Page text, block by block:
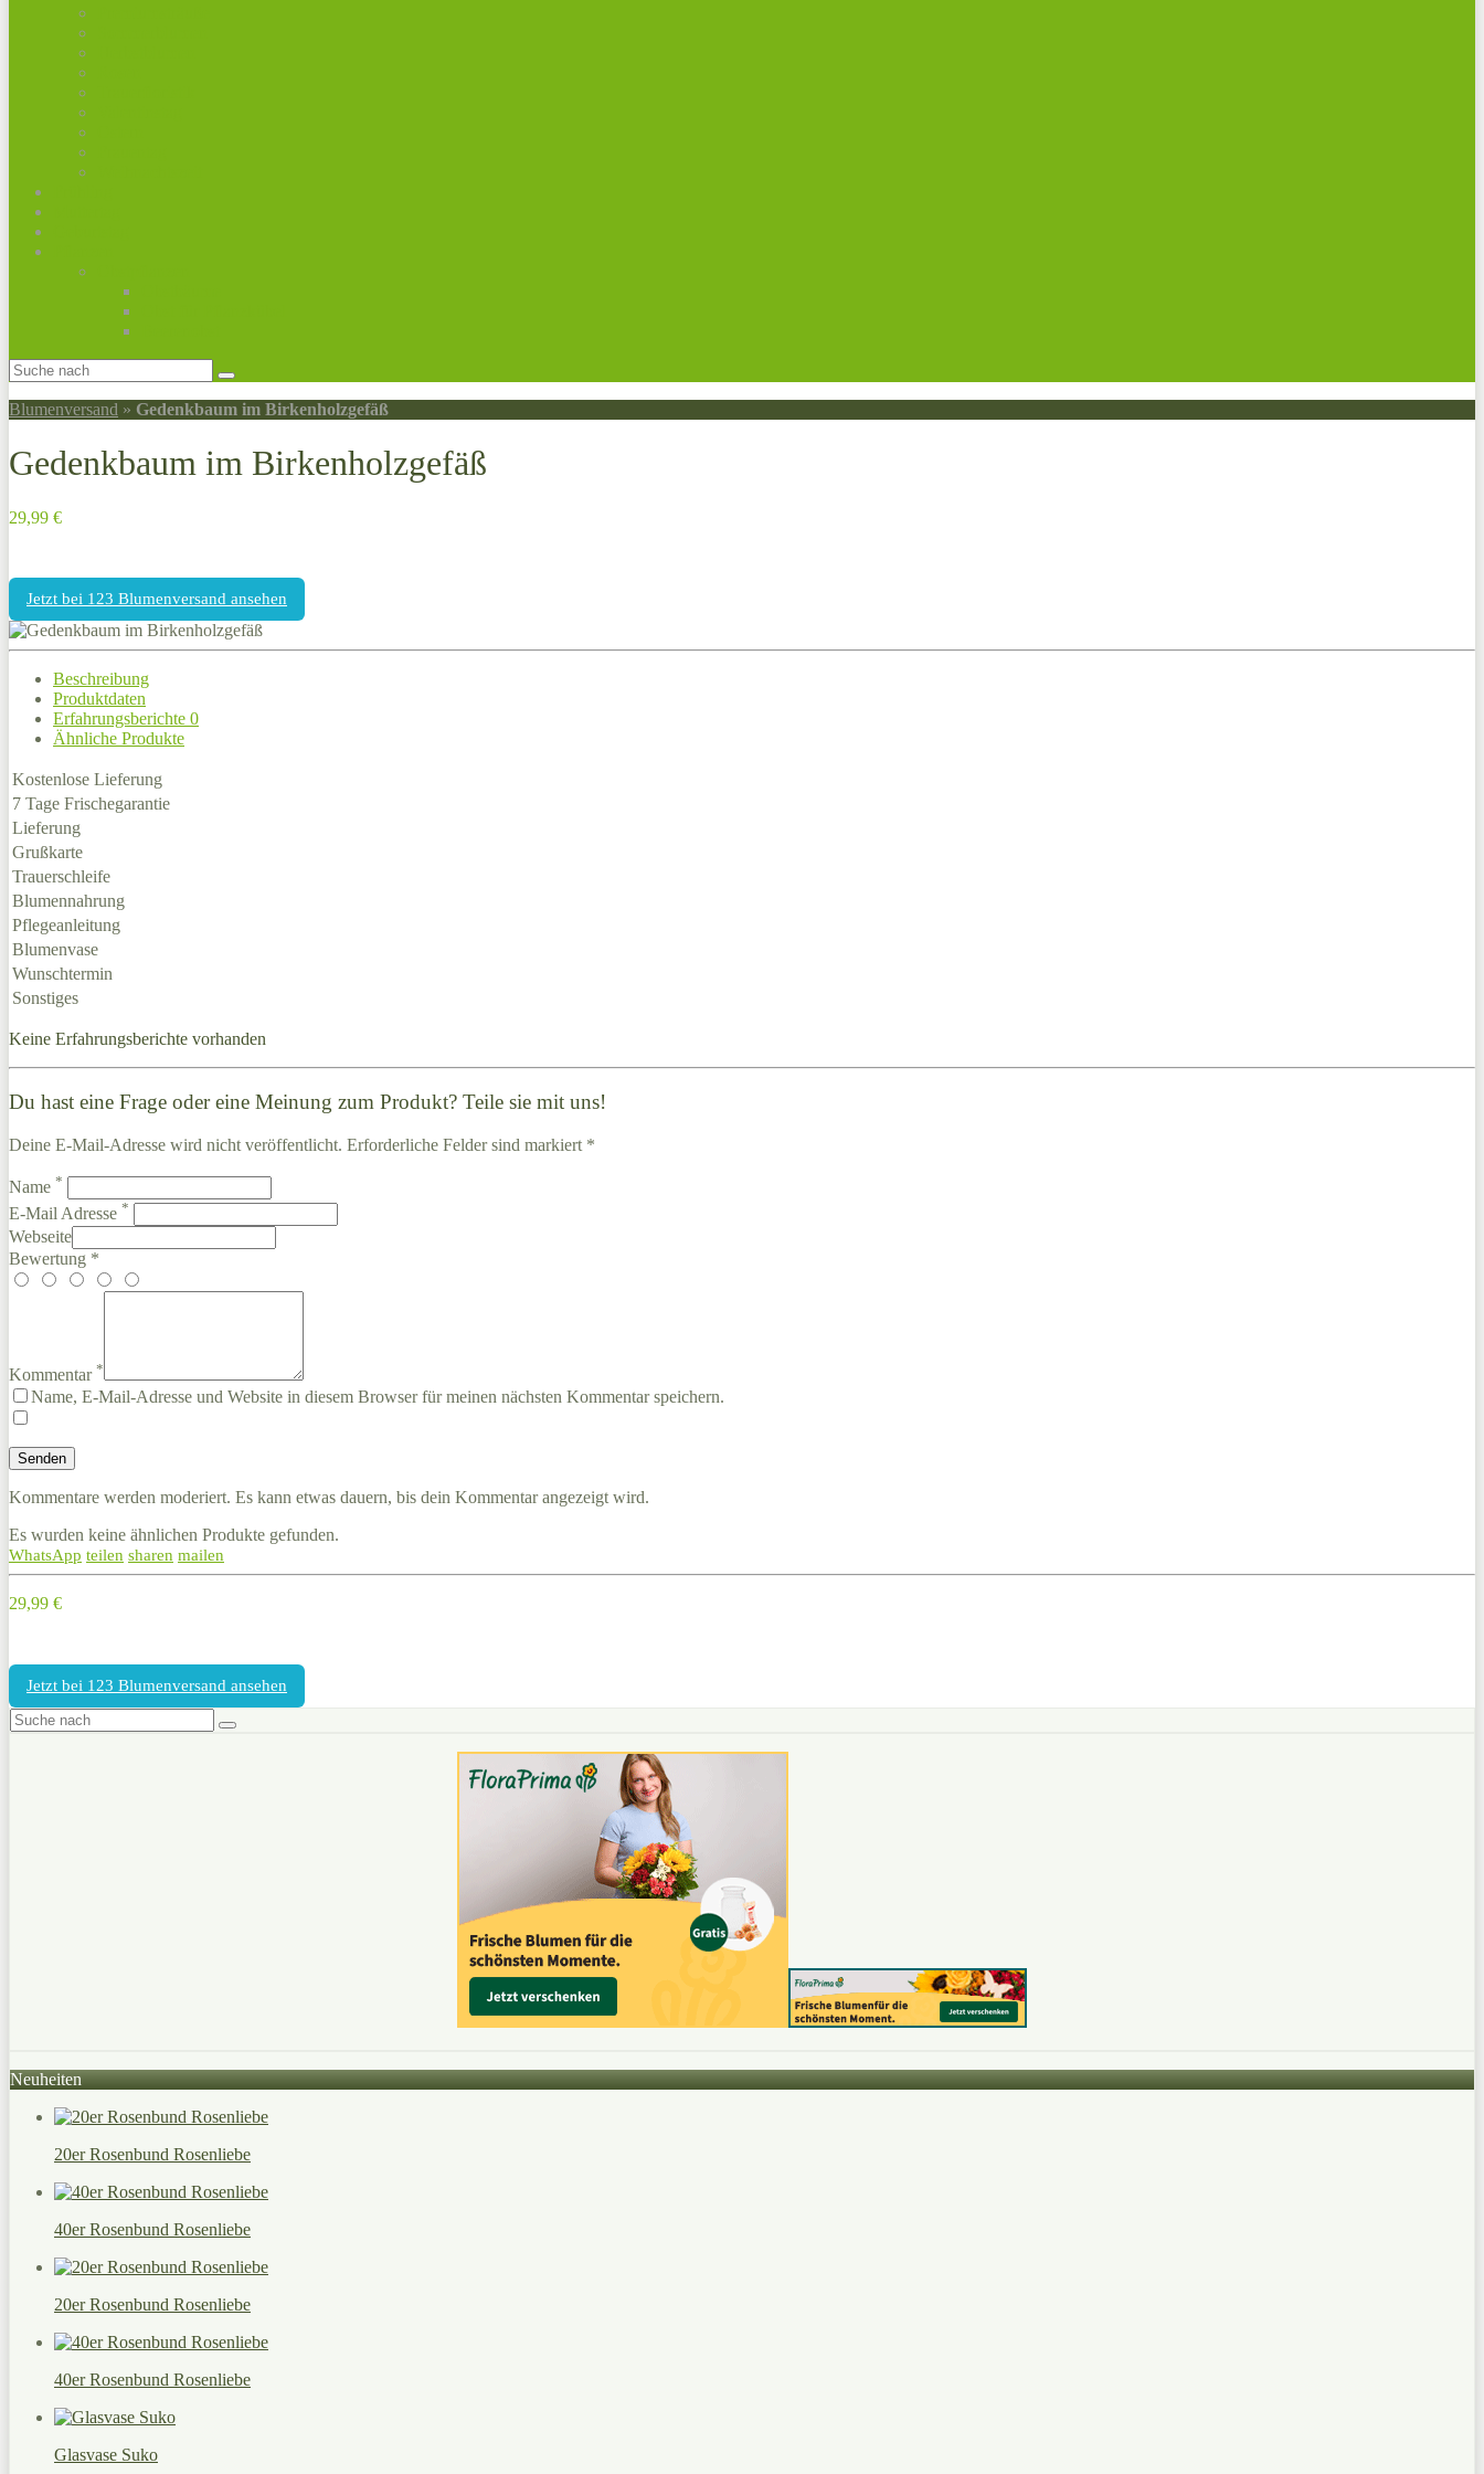
Blumenversand » Gedenkbaum im Birkenholzgefäß
Gedenkbaum im Birkenholzgefäß
29,99 €
Jetzt bei 123 Blumenversand ansehen
Beschreibung
Produktdaten
Erfahrungsberichte 0
Ähnliche Produkte
Kostenlose Lieferung
7 Tage Frischegarantie
Lieferung
Grußkarte
Trauerschleife
Blumennahrung
Pflegeanleitung
Blumenvase
Wunschtermin
Sonstiges
Keine Erfahrungsberichte vorhanden
Du hast eine Frage oder eine Meinung zum Produkt? Teile sie mit uns!
Deine E-Mail-Adresse wird nicht veröffentlicht. Erforderliche Felder sind markiert *
Name *
E-Mail Adresse *
Webseite
Bewertung *
Kommentar *
Name, E-Mail-Adresse und Website in diesem Browser für meinen nächsten Kommentar speichern.
Kommentare werden moderiert. Es kann etwas dauern, bis dein Kommentar angezeigt wird.
Es wurden keine ähnlichen Produkte gefunden.
WhatsApp teilen sharen mailen
29,99 €
Jetzt bei 123 Blumenversand ansehen
Neuheiten
20er Rosenbund Rosenliebe
40er Rosenbund Rosenliebe
20er Rosenbund Rosenliebe
40er Rosenbund Rosenliebe
Glasvase Suko